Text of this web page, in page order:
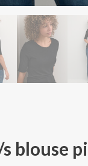
s blouse